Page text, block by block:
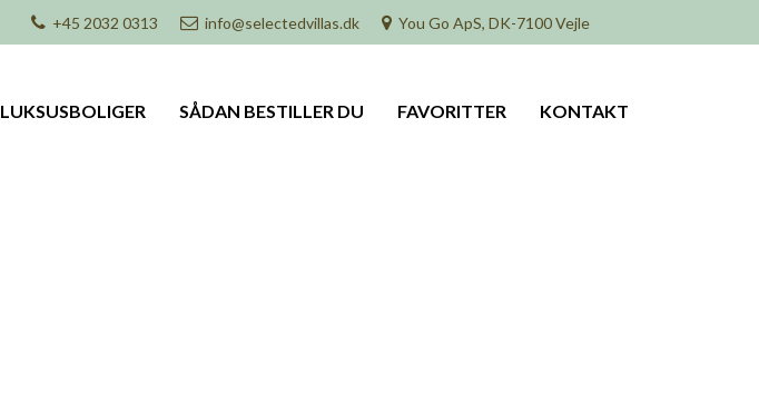
+45 2032 0313 info@selectedvillas.dk You Go ApS, DK-7100 Vejle
LUKSUSBOLIGER SÅDAN BESTILLER DU FAVORITTER KONTAKT